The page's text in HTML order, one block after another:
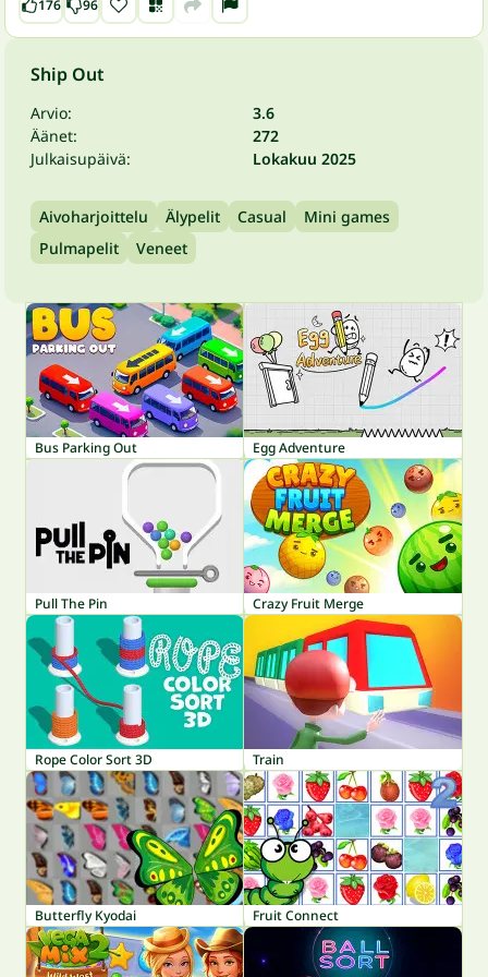
176 96
Ship Out
Arvio:
3.6
Äänet:
272
Julkaisupäivä:
Lokakuu 2025
Aivoharjoittelu Älypelit Casual
Mini games
Pulmapelit
Veneet
Bus Parking Out Egg Adventure
Pull The Pin Crazy Fruit Merge
Rope Color Sort 3D Train
Butterfly Kyodai Fruit Connect